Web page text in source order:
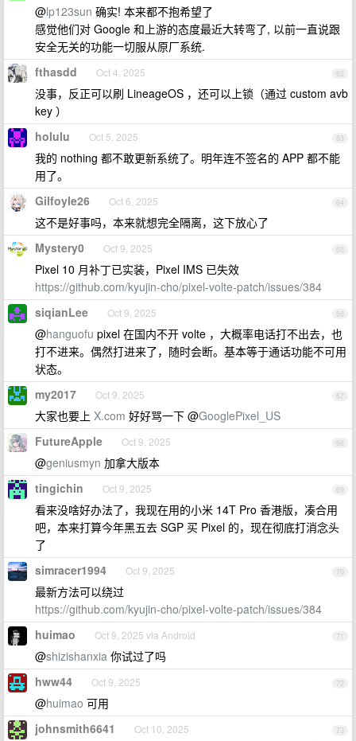
@lp123sun 确实! 本来都不抱希望了
感觉他们对 Google 和上游的态度最近大转弯了, 以前一直说跟
安全无关的功能一切服从原厂系统.
62
fthasdd Oct 4, 2025
没事，反正可以刷 LineageOS ，还可以上锁（通过 custom avb
key ）
63
holulu Oct 5, 2025
我的 nothing 都不敢更新系统了。明年连不签名的 APP 都不能
用了。
64
Gilfoyle26 Oct 6, 2025
这不是好事吗，本来就想完全隔离，这下放心了
65
Mystery0 Oct 9, 2025
Pixel 10 月补丁已实装，Pixel IMS 已失效
https://github.com/kyujin-cho/pixel-volte-patch/issues/384
66
siqianLee Oct 9, 2025
@hanguofu pixel 在国内不开 volte ，大概率电话打不出去，也
打不进来。偶然打进来了，随时会断。基本等于通话功能不可用
状态。
67
my2017 Oct 9, 2025
大家也要上 X.com 好好骂一下 @GooglePixel_US
68
FutureApple Oct 9, 2025
@geniusmyn 加拿大版本
69
tingichin Oct 9, 2025
看来没啥好办法了，我现在用的小米 14T Pro 香港版，凑合用
吧，本来打算今年黑五去 SGP 买 Pixel 的，现在彻底打消念头
了
70
simracer1994 Oct 9, 2025
最新方法可以绕过
https://github.com/kyujin-cho/pixel-volte-patch/issues/384
71
huimao Oct 9, 2025 via Android
@shizishanxia 你试过了吗
72
hww44 Oct 9, 2025
@huimao 可用
73
johnsmith6641 Oct 10, 2025